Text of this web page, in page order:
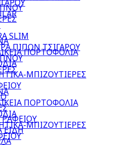
ΠΟΡΤΟΦΟΛΙΑ
ΜΠΙΖΟΥΤΙΕΡΕΣ
ΕΙΔΗ
SLIM
ΠΙΠΩΝ ΤΣΙΓΑΡΟΥ
ΠΟΡΤΟΦΟΛΙΑ
ΜΠΙΖΟΥΤΙΕΡΕΣ